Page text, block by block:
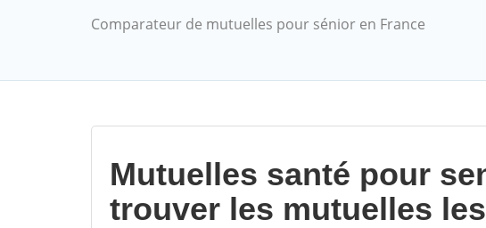
Comparateur de mutuelles pour sénior en France
Mutuelles santé pour
trouver les mutuelles